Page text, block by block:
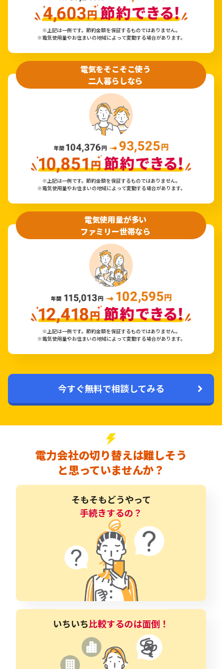
※上記は一例です。節約金額を保証するものではありません。
※電気使用量やお住まいの地域によって変動する場合があります。
電気をそこそこ使う
二人暮らしなら
※上記は一例です。節約金額を保証するものではありません。
※電気使用量やお住まいの地域によって変動する場合があります。
電気使用量が多い
ファミリー世帯なら
※上記は一例です。節約金額を保証するものではありません。
※電気使用量やお住まいの地域によって変動する場合があります。
今すぐ無料で相談してみる
電力会社の切り替えは難しそう
と思っていませんか？
そもそもどうやって
手続きするの？
いちいち比較するのは面倒！